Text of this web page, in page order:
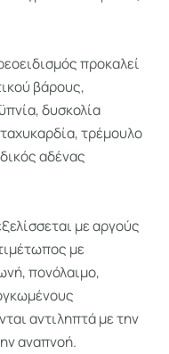
προκαλεί
βάρους,
δυσκολία
τρέμουλο
αδένας
με αργούς
με
πονόλαιμο,
αντιληπτά με την
αναπνοή.